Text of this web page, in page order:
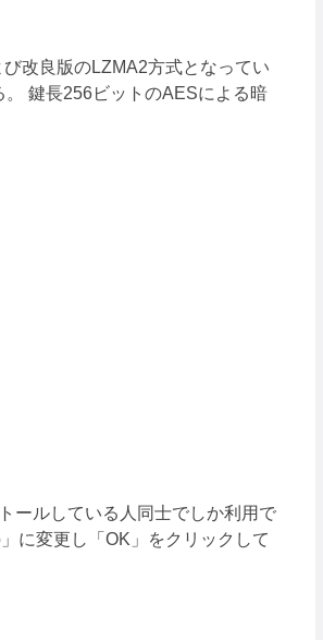
改良版のLZMA2方式となってい
鍵長256ビットのAESによる暗
ールしている人同士でしか利用で
に変更し「OK」をクリックして